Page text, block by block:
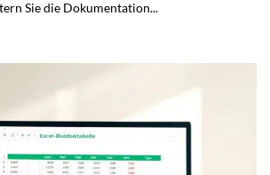
Sie die Dokumentation...